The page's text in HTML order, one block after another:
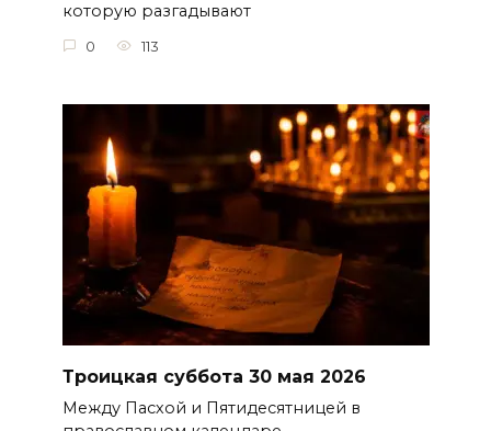
которую разгадывают
0 113
Троицкая суббота 30 мая 2026
Между Пасхой и Пятидесятницей в